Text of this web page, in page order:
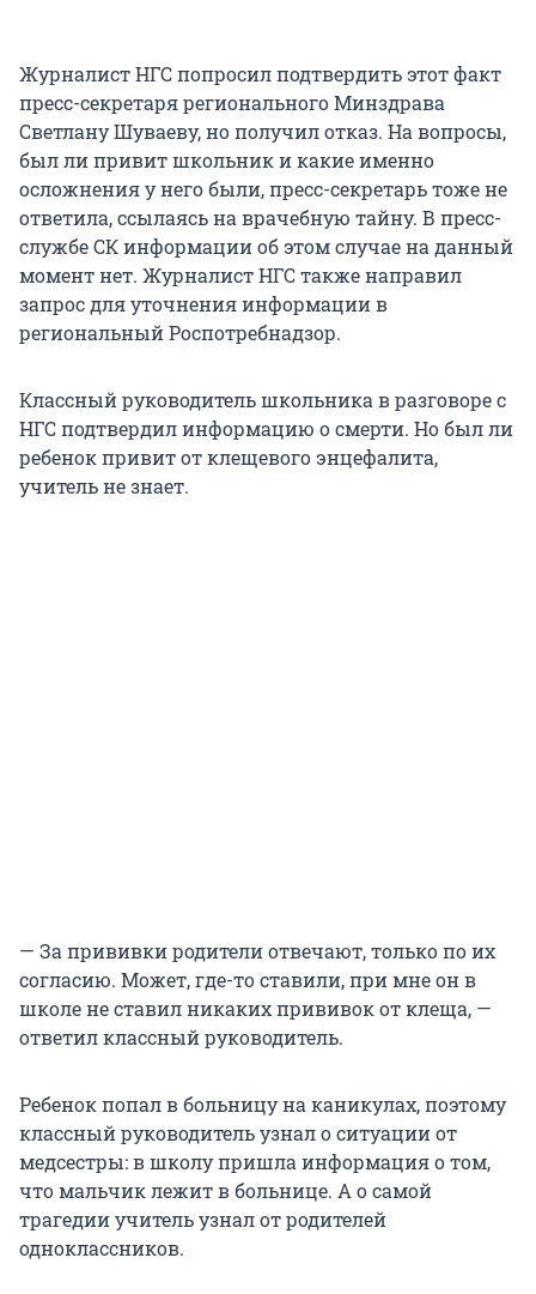
Журналист НГС попросил подтвердить этот факт
пресс-секретаря регионального Минздрава
Светлану Шуваеву, но получил отказ. На вопросы,
был ли привит школьник и какие именно
осложнения у него были, пресс-секретарь тоже не
ответила, ссылаясь на врачебную тайну. В пресс-
службе СК информации об этом случае на данный
момент нет. Журналист НГС также направил
запрос для уточнения информации в
региональный Роспотребнадзор.
Классный руководитель школьника в разговоре с
НГС подтвердил информацию о смерти. Но был ли
ребенок привит от клещевого энцефалита,
учитель не знает.
— За прививки родители отвечают, только по их
согласию. Может, где-то ставили, при мне он в
школе не ставил никаких прививок от клеща, —
ответил классный руководитель.
Ребенок попал в больницу на каникулах, поэтому
классный руководитель узнал о ситуации от
медсестры: в школу пришла информация о том,
что мальчик лежит в больнице. А о самой
трагедии учитель узнал от родителей
одноклассников.